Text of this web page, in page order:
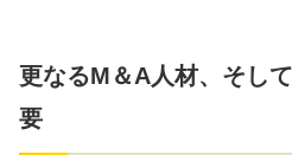
更なるM＆A人材、そし
要